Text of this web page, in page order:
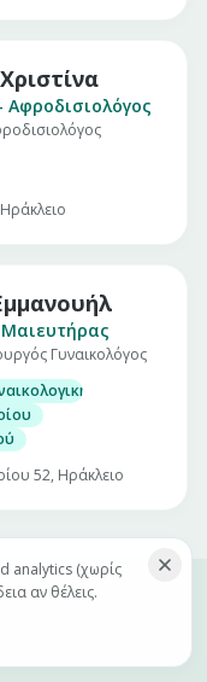
Αφροδισιολόγος
Μαιευτήρας
Γυναικολόγος
εξέταση
52, Ηράκλειο
analytics (χωρίς
αν θέλεις.